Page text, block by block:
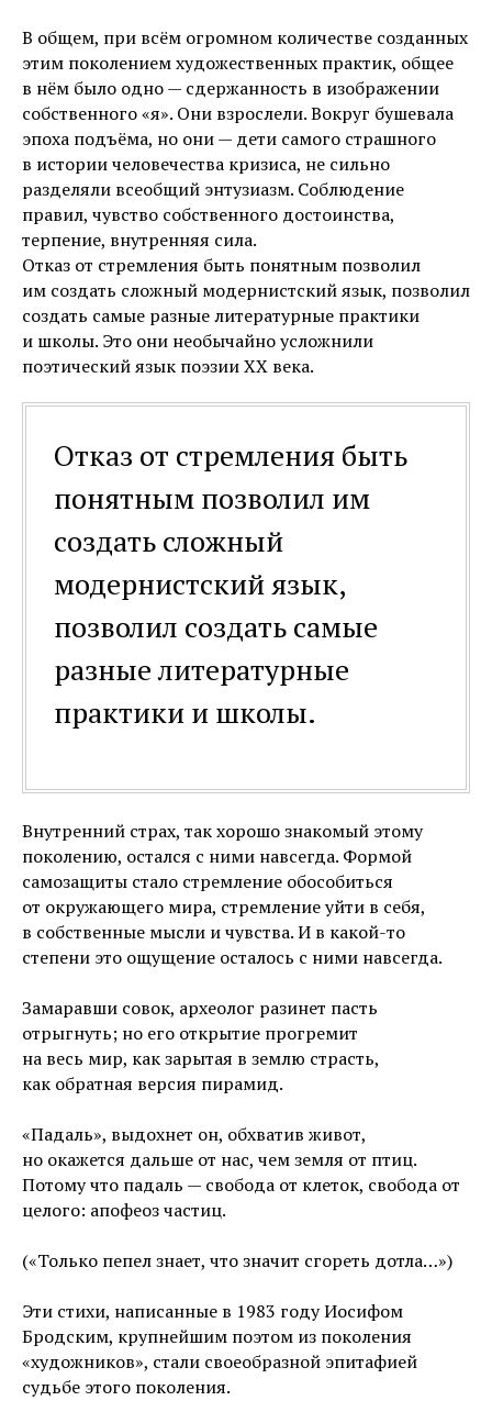
В общем, при всём огромном количестве созданных
этим поколением художественных практик, общее
в нём было одно — сдержанность в изображении
собственного «я». Они взрослели. Вокруг бушевала
эпоха подъёма, но они — дети самого страшного
в истории человечества кризиса, не сильно
разделяли всеобщий энтузиазм. Соблюдение
правил, чувство собственного достоинства,
терпение, внутренняя сила.
Отказ от стремления быть понятным позволил
им создать сложный модернистский язык, позволил
создать самые разные литературные практики
и школы. Это они необычайно усложнили
поэтический язык поэзии XX века.
Отказ от стремления быть
понятным позволил им
создать сложный
модернистский язык,
позволил создать самые
разные литературные
практики и школы.
Внутренний страх, так хорошо знакомый этому
поколению, остался с ними навсегда. Формой
самозащиты стало стремление обособиться
от окружающего мира, стремление уйти в себя,
в собственные мысли и чувства. И в какой-то
степени это ощущение осталось с ними навсегда.
Замаравши совок, археолог разинет пасть
отрыгнуть; но его открытие прогремит
на весь мир, как зарытая в землю страсть,
как обратная версия пирамид.
«Падаль», выдохнет он, обхватив живот,
но окажется дальше от нас, чем земля от птиц.
Потому что падаль — свобода от клеток, свобода от
целого: апофеоз частиц.
(«Только пепел знает, что значит сгореть дотла…»)
Эти стихи, написанные в 1983 году Иосифом
Бродским, крупнейшим поэтом из поколения
«художников», стали своеобразной эпитафией
судьбе этого поколения.